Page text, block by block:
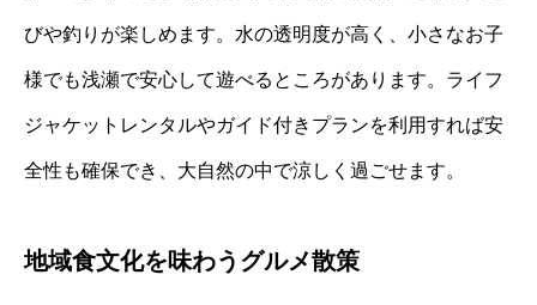
びや釣りが楽しめます。水の透明度が高く、小さなお子
様でも浅瀬で安心して遊べるところがあります。ライフ
ジャケットレンタルやガイド付きプランを利用すれば安
全性も確保でき、大自然の中で涼しく過ごせます。
地域食文化を味わうグルメ散策